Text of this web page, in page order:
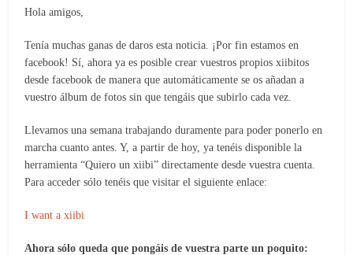
Hola amigos,
Tenía muchas ganas de daros esta noticia. ¡Por fin estamos en
facebook! Sí, ahora ya es posible crear vuestros propios xiibitos
desde facebook de manera que automáticamente se os añadan a
vuestro álbum de fotos sin que tengáis que subirlo cada vez.
Llevamos una semana trabajando duramente para poder ponerlo en
marcha cuanto antes. Y, a partir de hoy, ya tenéis disponible la
herramienta “Quiero un xiibi” directamente desde vuestra cuenta.
Para acceder sólo tenéis que visitar el siguiente enlace:
I want a xiibi
Ahora sólo queda que pongáis de vuestra parte un poquito: